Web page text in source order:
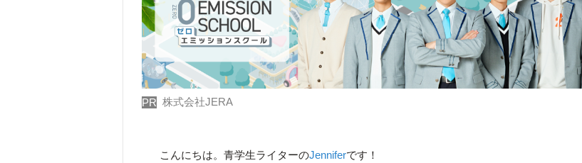
PR 株式会社JERA
こんにちは。青学生ライターのJenniferです！